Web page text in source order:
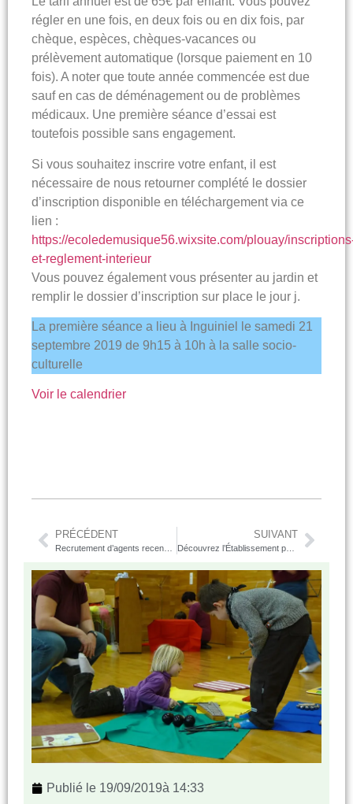
régler en une fois, en deux fois ou en dix fois, par
chèque, espèces, chèques-vacances ou
prélèvement automatique (lorsque paiement en 10
fois). A noter que toute année commencée est due
sauf en cas de déménagement ou de problèmes
médicaux. Une première séance d’essai est
toutefois possible sans engagement.
Si vous souhaitez inscrire votre enfant, il est
nécessaire de nous retourner complété le dossier
d’inscription disponible en téléchargement via ce
lien :
https://ecoledemusique56.wixsite.com/plouay/
et-reglement-interieur
Vous pouvez également vous présenter au jardin et
remplir le dossier d’inscription sur place le jour j.
La première séance a lieu à Inguiniel le samedi 21
septembre 2019 de 9h15 à 10h à la salle socio-
culturelle
Voir le calendrier
PRÉCÉDENT SUIVANT
Découvrez l’Établissement pour l’Insertion Dans l’Emploi
Publié le 19/09/2019à 14:33